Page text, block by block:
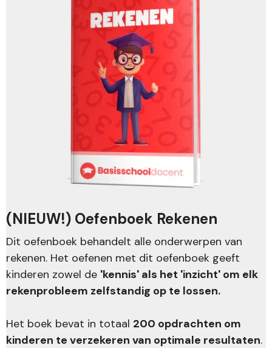
(NIEUW!) Oefenboek Rekenen
Dit oefenboek behandelt alle onderwerpen van
rekenen. Het oefenen met dit oefenboek geeft
kinderen zowel de 'kennis' als het 'inzicht' om elk
rekenprobleem zelfstandig op te lossen.
Het boek bevat in totaal 200 opdrachten om
kinderen te verzekeren van optimale resultaten.